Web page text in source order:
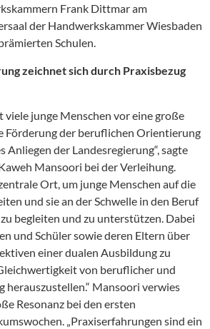
Frank Dittmar am
der Handwerkskammer Wiesbaden
Schulen.
zeichnet sich durch Praxisbezug
viele junge Menschen vor eine große
Förderung der beruflichen Orientierung
Anliegen der Landesregierung“, sagte
Mansoori bei der Verleihung.
Ort, um junge Menschen auf die
und sie an der Schwelle in den Beruf
begleiten und zu unterstützen. Dabei
und Schüler sowie deren Eltern über
einer dualen Ausbildung zu
von beruflicher und
herauszustellen.“ Mansoori verwies
Resonanz bei den ersten
„Praxiserfahrungen sind ein